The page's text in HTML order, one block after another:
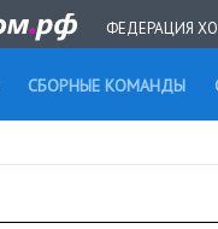
ФЕДЕРАЦИЯ
СБОРНЫЕ КОМАНДЫ